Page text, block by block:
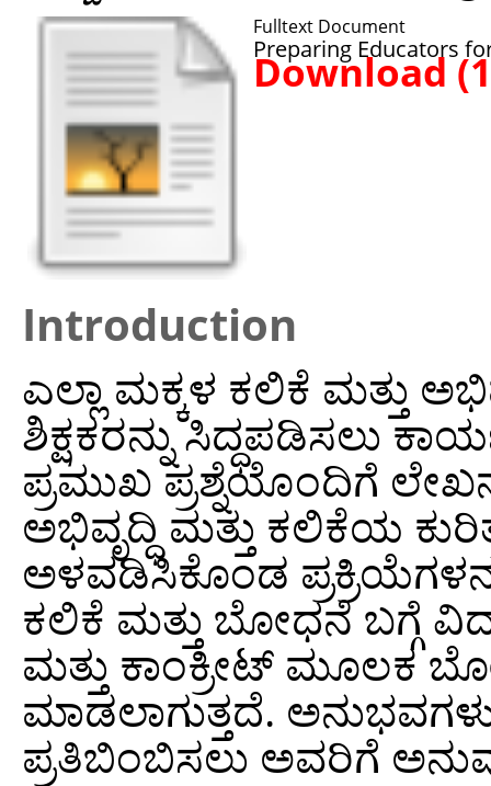
Fulltext Document
Preparing Educators
Download
Introduction
ಎಲ್ಲಾ ಮಕ್ಕಳ ಕಲಿಕೆ ಮತ್ತು
ಶಿಕ್ಷಕರನ್ನು ಸಿದ್ಧಪಡಿಸಲು
ಪ್ರಮುಖ ಪ್ರಶ್ನೆಯೊಂದಿಗೆ
ಅಭಿವೃದ್ಧಿ ಮತ್ತು ಕಲಿಕೆಯ
ಅಳವಡಿಸಿಕೊಂಡ
ಕಲಿಕೆ ಮತ್ತು ಬೋಧನೆ ಬಗ್ಗೆ
ಮತ್ತು ಕಾಂಕ್ರೀಟ್ ಮೂಲಕ
ಮಾಡಲಾಗುತ್ತದೆ.
ಪ್ರತಿಬಿಂಬಿಸಲು ಅವರಿಗೆ